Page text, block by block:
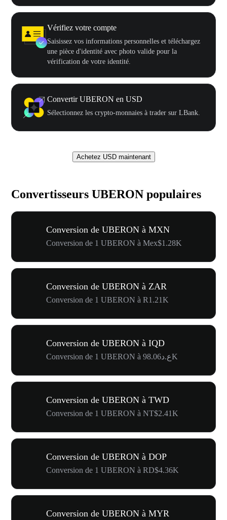
Vérifiez votre compte
Saisissez vos informations personnelles et téléchargez
une pièce d'identité avec photo valide pour la
vérification de votre identité.
Convertir UBERON en USD
Sélectionnez les crypto-monnaies à trader sur LBank.
Achetez USD maintenant
Convertisseurs UBERON populaires
Conversion de UBERON à MXN
Conversion de 1 UBERON à Mex$1.28K
Conversion de UBERON à ZAR
Conversion de 1 UBERON à R1.21K
Conversion de UBERON à IQD
Conversion de 1 UBERON à ع.د98.06K
Conversion de UBERON à TWD
Conversion de 1 UBERON à NT$2.41K
Conversion de UBERON à DOP
Conversion de 1 UBERON à RD$4.36K
Conversion de UBERON à MYR